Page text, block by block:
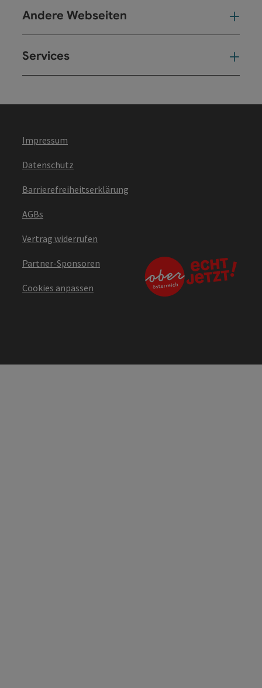
Andere Webseiten
Services
Impressum
Datenschutz
Barrierefreiheitserklärung
AGBs
Vertrag widerrufen
Partner-Sponsoren
Cookies anpassen